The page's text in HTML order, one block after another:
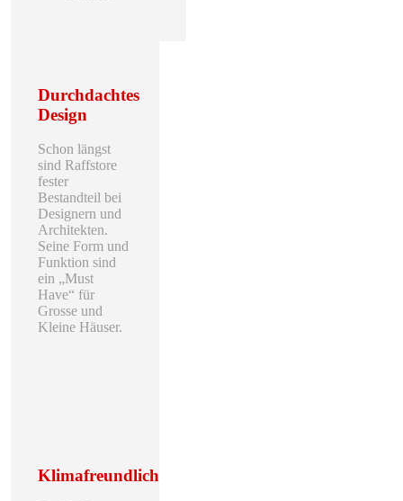
Durchdachtes
Design
Schon längst
sind Raffstore
fester
Bestandteil bei
Designern und
Architekten.
Seine Form und
Funktion sind
ein „Must
Have“ für
Grosse und
Kleine Häuser.
Klimafreundlich